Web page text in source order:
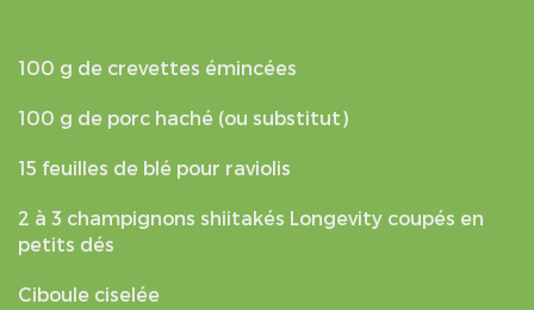
100 g de crevettes émincées
100 g de porc haché (ou substitut)
15 feuilles de blé pour raviolis
2 à 3 champignons shiitakés Longevity coupés en
petits dés
Ciboule ciselée